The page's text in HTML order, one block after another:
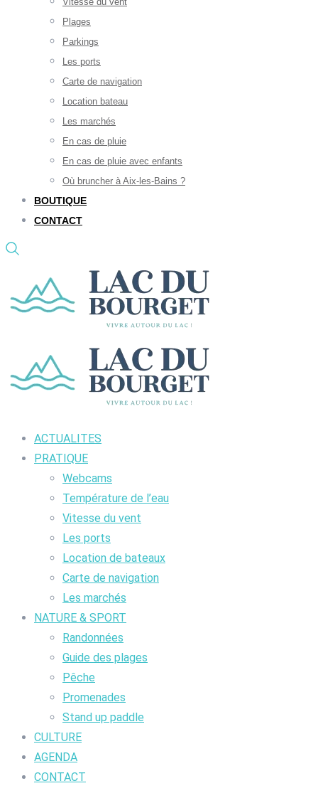
Plages
Parkings
Les ports
Carte de navigation
Location bateau
Les marchés
En cas de pluie
En cas de pluie avec enfants
Où bruncher à Aix-les-Bains ?
BOUTIQUE
CONTACT
ACTUALITES
PRATIQUE
Webcams
Température de l’eau
Vitesse du vent
Les ports
Location de bateaux
Carte de navigation
Les marchés
NATURE & SPORT
Randonnées
Guide des plages
Pêche
Promenades
Stand up paddle
CULTURE
AGENDA
CONTACT